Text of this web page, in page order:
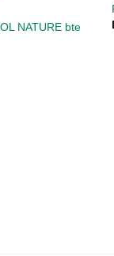
NATURE bte